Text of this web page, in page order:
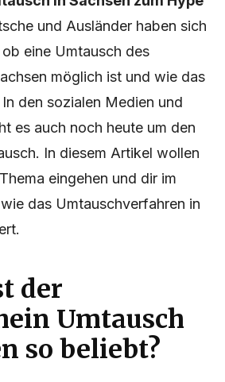
und Ausländer haben sich
eine Umtausch des
möglich ist und wie das
den sozialen Medien und
es auch noch heute um den
In diesem Artikel wollen
eingehen und dir im
das Umtauschverfahren in
der
Umtausch
so beliebt?